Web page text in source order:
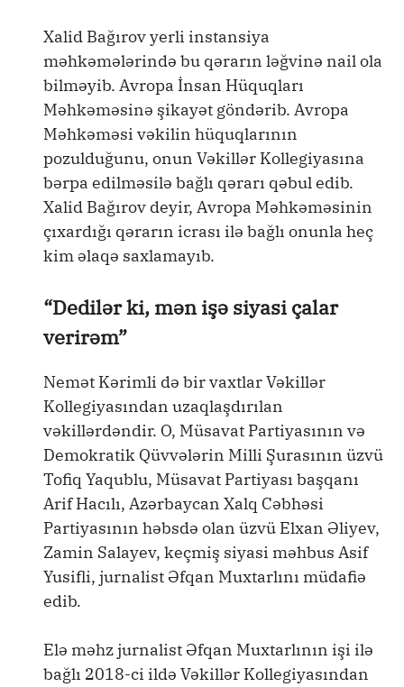
Xalid Bağırov yerli instansiya
məhkəmələrində bu qərarın ləğvinə nail ola
bilməyib. Avropa İnsan Hüquqları
Məhkəməsinə şikayət göndərib. Avropa
Məhkəməsi vəkilin hüquqlarının
pozulduğunu, onun Vəkillər Kollegiyasına
bərpa edilməsilə bağlı qərarı qəbul edib.
Xalid Bağırov deyir, Avropa Məhkəməsinin
çıxardığı qərarın icrası ilə bağlı onunla heç
kim əlaqə saxlamayıb.
“Dedilər ki, mən işə siyasi çalar
verirəm”
Nemət Kərimli də bir vaxtlar Vəkillər
Kollegiyasından uzaqlaşdırılan
vəkillərdəndir. O, Müsavat Partiyasının və
Demokratik Qüvvələrin Milli Şurasının üzvü
Tofiq Yaqublu, Müsavat Partiyası başqanı
Arif Hacılı, Azərbaycan Xalq Cəbhəsi
Partiyasının həbsdə olan üzvü Elxan Əliyev,
Zamin Salayev, keçmiş siyasi məhbus Asif
Yusifli, jurnalist Əfqan Muxtarlını müdafiə
edib.
Elə məhz jurnalist Əfqan Muxtarlının işi ilə
bağlı 2018-ci ildə Vəkillər Kollegiyasından